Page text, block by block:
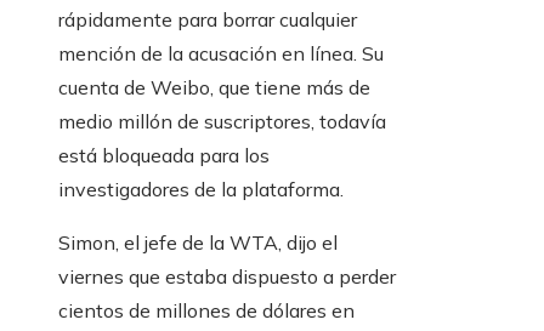
rápidamente para borrar cualquier
mención de la acusación en línea. Su
cuenta de Weibo, que tiene más de
medio millón de suscriptores, todavía
está bloqueada para los
investigadores de la plataforma.
Simon, el jefe de la WTA, dijo el
viernes que estaba dispuesto a perder
cientos de millones de dólares en